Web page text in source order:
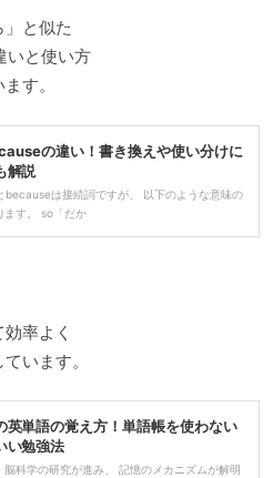
と似た
いと使い方
す。
の違い！書き換えや使い分けに
解説
becauseは接続詞ですが、 以下のような意味の
ます。 so「だか
率よく
います。
英単語の覚え方！単語帳を使わない
い勉強法
脳科学の研究が進み、 記憶のメカニズムが解明